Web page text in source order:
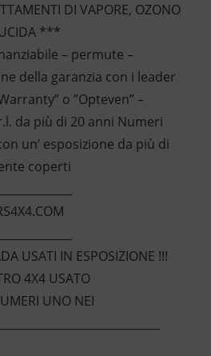
DI VAPORE, OZONO
***
– permute –
della garanzia con i leader
o ”Opteven” –
da più di 20 anni Numeri
un’ esposizione da più di
coperti
USATI IN ESPOSIZIONE !!!
4X4 USATO
UNO NEI